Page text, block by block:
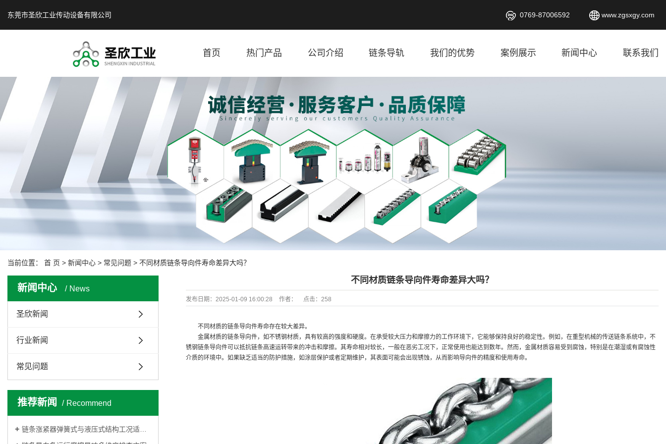
东莞市圣欣工业传动设备有限公司 www.zgsxgy.com
0769-87006592
首页 热门产品 公司介绍 链条导轨 我们的优势 案例展示 新闻中心 联系我们
当前位置： 首 页 > 新闻中心 > 常见问题 > 不同材质链条导向件寿命差异大吗？
新闻中心 News
圣欣新闻
行业新闻
常见问题
推荐新闻 Recommend
链条涨紧器弹簧式与液压式结构工况适用差异对比
不同材质链条导向件寿命差异大吗？
发布日期： 2025-01-09 16:00:28 作者： 点击： 258
不同材质的链条导向件寿命存在较大差异。
金属材质的链条导向件，如不锈钢材质，具有较高的强度和硬度。在承受较大压力和摩擦力的工作环境下，它能够保持良好的稳定性。例如，在重型机械的传送链条系统中，不
锈钢链条导向件可以抵抗链条高速运转带来的冲击和摩擦。其寿命相对较长，一般在恶劣工况下，正常使用也能达到数年。然而，金属材质容易受到腐蚀，特别是在潮湿或有腐蚀性
介质的环境中。如果缺乏适当的防护措施，如涂层保护或者定期维护，其表面可能会出现锈蚀，从而影响导向件的精度和使用寿命。